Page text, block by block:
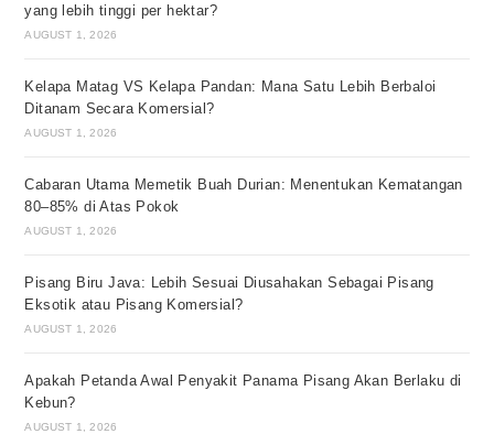
yang lebih tinggi per hektar?
AUGUST 1, 2026
Kelapa Matag VS Kelapa Pandan: Mana Satu Lebih Berbaloi
Ditanam Secara Komersial?
AUGUST 1, 2026
Cabaran Utama Memetik Buah Durian: Menentukan Kematangan
80–85% di Atas Pokok
AUGUST 1, 2026
Pisang Biru Java: Lebih Sesuai Diusahakan Sebagai Pisang
Eksotik atau Pisang Komersial?
AUGUST 1, 2026
Apakah Petanda Awal Penyakit Panama Pisang Akan Berlaku di
Kebun?
AUGUST 1, 2026